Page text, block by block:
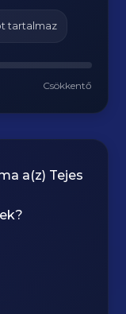
tartalmaz
Csökkentő
a(z) Tejes